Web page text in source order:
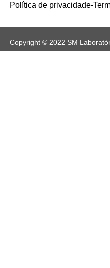
Política de privacidade-
Copyright © 2022 SM